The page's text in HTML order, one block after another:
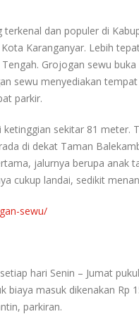
dan populer di
Karanganyar. Lebih
Grojogan sewu
sewu menyediakan
parkir.
sekitar 81 meter.
di dekat Taman
jalurnya berupa anak
cukup landai, sedikit
sewu/
hari Senin – Jumat
biaya masuk dikenakan
parkiran.